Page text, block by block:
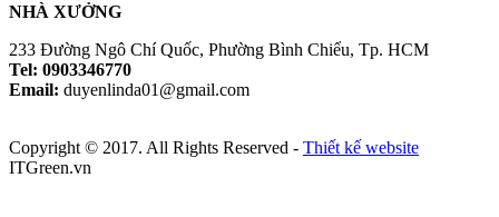
NHÀ XƯỞNG
233 Đường Ngô Chí Quốc, Phường Bình Chiểu, Tp. HCM
Tel: 0903346770
Email: duyenlinda01@gmail.com
Copyright © 2017. All Rights Reserved - Thiết kế website
ITGreen.vn